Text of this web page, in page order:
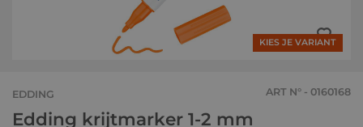
KIES JE VARIANT
EDDING ART N° - 0160168
Edding krijtmarker 1-2 mm